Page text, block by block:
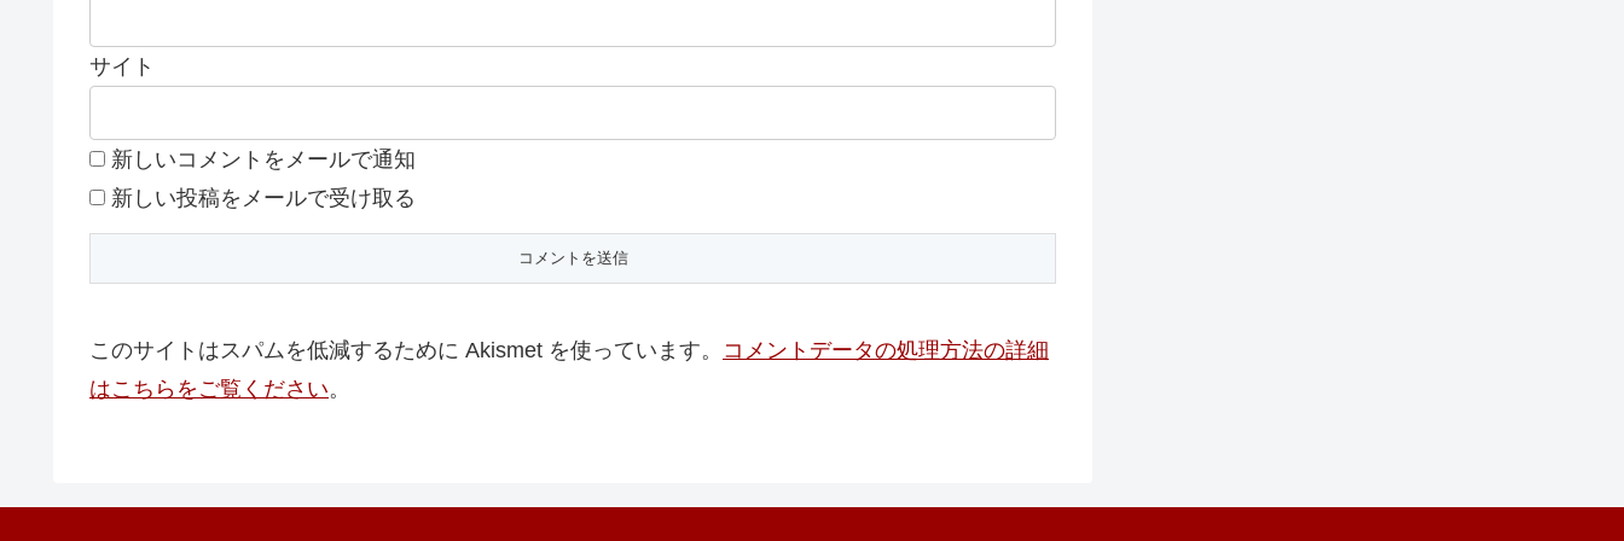
サイト
新しいコメントをメールで通知
新しい投稿をメールで受け取る
このサイトはスパムを低減するために Akismet を使っています。 コメントデータの処理方法の詳細
はこちらをご覧ください。